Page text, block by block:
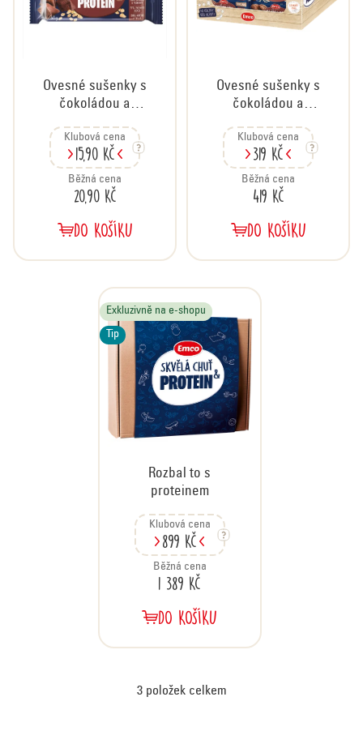
Ovesné sušenky s
čokoládou a
Klubová cena
15,90 Kč
Běžná cena
20,90 Kč
DO KOŠÍKU
Ovesné sušenky s
čokoládou a
24x60 g
Klubová cena
319 Kč
Běžná cena
419 Kč
DO KOŠÍKU
Tip
Exkluzivně na e-shopu
Rozbal to s
proteinem
Klubová cena
899 Kč
Běžná cena
1 389 Kč
DO KOŠÍKU
O
3položek celkem